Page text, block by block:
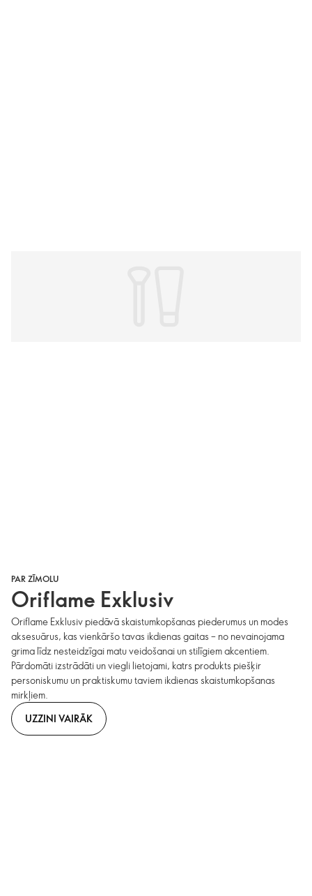
PAR ZĪMOLU
Oriflame Exklusiv
Oriflame Exklusiv piedāvā skaistumkopšanas piederumus un modes
aksesuārus, kas vienkāršo tavas ikdienas gaitas – no nevainojama
grima līdz nesteidzīgai matu veidošanai un stilīgiem akcentiem.
Pārdomāti izstrādāti un viegli lietojami, katrs produkts piešķir
personiskumu un praktiskumu taviem ikdienas skaistumkopšanas
mirkļiem.
UZZINI VAIRĀK